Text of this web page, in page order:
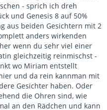
- sprich ich dreh
und Genesis 8 auf 50%
aus beiden Gesichtern mit 2
anders wirkenden
wenn du sehr viel einer
gleichzeitig reinmischst -
wo Miriam entstellt
und da rein kannman mit
Gesichter haben. Oder
die Ohren sind, wie
an den Rädchen und kann